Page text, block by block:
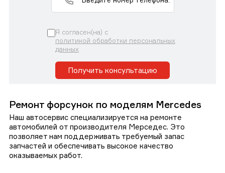
Я согласен(на) с
политикой обработки персональных
данных
Получить консультацию
Ремонт форсунок по моделям Mercedes
Наш автосервис специализируется на ремонте
автомобилей от производителя Мерседес. Это
позволяет нам поддерживать требуемый запас
запчастей и обеспечивать высокое качество
оказываемых работ.